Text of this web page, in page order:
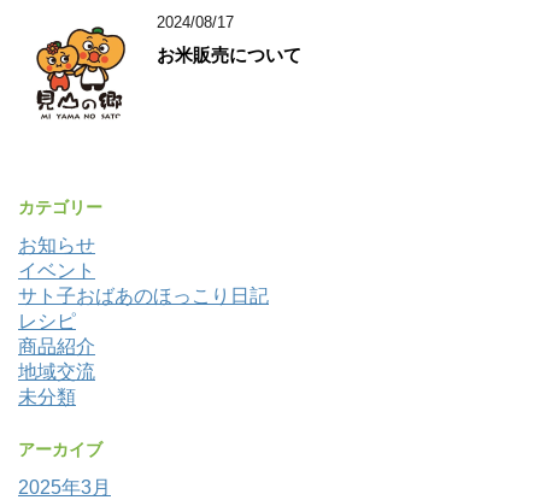
2024/08/17
お米販売について
カテゴリー
お知らせ
イベント
サト子おばあのほっこり日記
レシピ
商品紹介
地域交流
未分類
アーカイブ
2025年3月